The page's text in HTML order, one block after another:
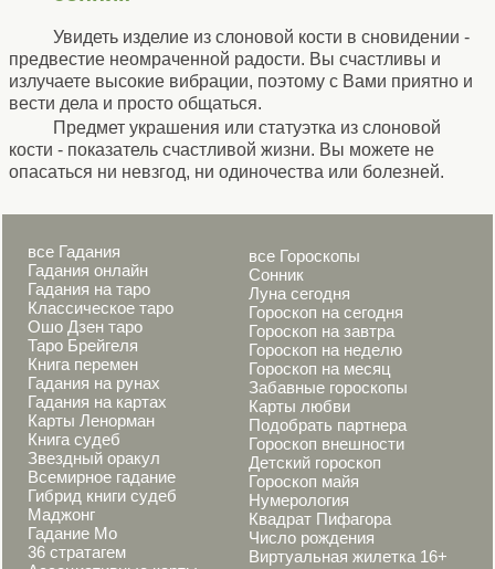
Увидеть изделие из слоновой кости в сновидении -
предвестие неомраченной радости. Вы счастливы и
излучаете высокие вибрации, поэтому с Вами приятно и
вести дела и просто общаться.
Предмет украшения или статуэтка из слоновой
кости - показатель счастливой жизни. Вы можете не
опасаться ни невзгод, ни одиночества или болезней.
все Гадания
Гадания онлайн
Гадания на таро
Классическое таро
Ошо Дзен таро
Таро Брейгеля
Книга перемен
Гадания на рунах
Гадания на картах
Карты Ленорман
Книга судеб
Звездный оракул
Всемирное гадание
Гибрид книги судеб
Маджонг
Гадание Мо
36 стратагем
все Гороскопы
Сонник
Луна сегодня
Гороскоп на сегодня
Гороскоп на завтра
Гороскоп на неделю
Гороскоп на месяц
Забавные гороскопы
Карты любви
Подобрать партнера
Гороскоп внешности
Детский гороскоп
Гороскоп майя
Нумерология
Квадрат Пифагора
Число рождения
Виртуальная жилетка 16+